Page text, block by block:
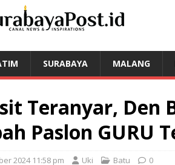
SURABAYA MALANG
Teranyar, Den
Paslon GURU
2024 11:58 pm Uki Batu 0